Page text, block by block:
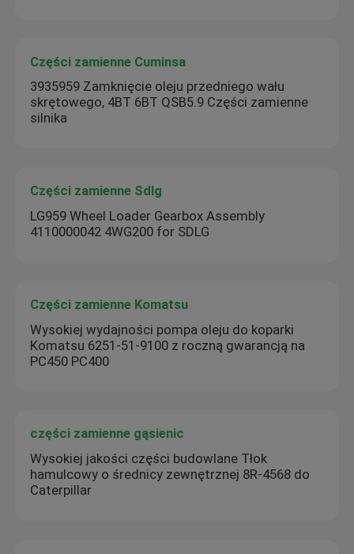
Części zamienne Cuminsa
3935959 Zamknięcie oleju przedniego wału
skrętowego, 4BT 6BT QSB5.9 Części zamienne
silnika
Części zamienne Sdlg
LG959 Wheel Loader Gearbox Assembly
4110000042 4WG200 for SDLG
Części zamienne Komatsu
Wysokiej wydajności pompa oleju do koparki
Komatsu 6251-51-9100 z roczną gwarancją na
PC450 PC400
części zamienne gąsienic
Wysokiej jakości części budowlane Tłok
hamulcowy o średnicy zewnętrznej 8R-4568 do
Caterpillar